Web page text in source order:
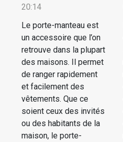
20:14
Le porte-manteau est
un accessoire que l’on
retrouve dans la plupart
des maisons. Il permet
de ranger rapidement
et facilement des
vêtements. Que ce
soient ceux des invités
ou des habitants de la
maison, le porte-